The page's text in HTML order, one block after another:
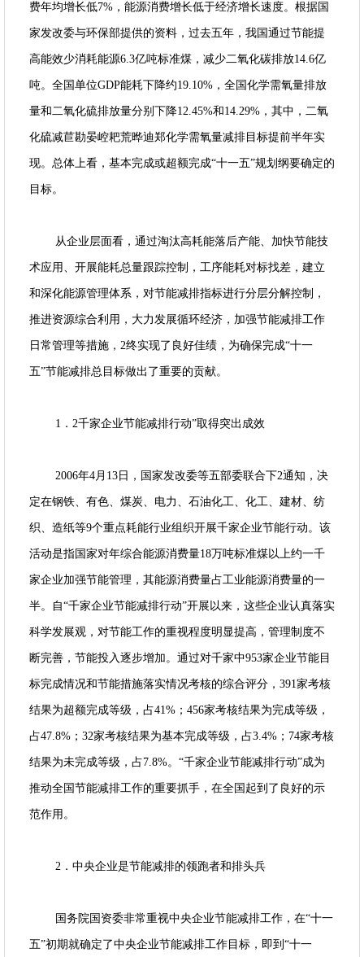
费年均增长低7%，能源消费增长低于经济增长速度。根据国
家发改委与环保部提供的资料，过去五年，我国通过节能提
高能效少消耗能源6.3亿吨标准煤，减少二氧化碳排放14.6亿
吨。全国单位GDP能耗下降约19.10%，全国化学需氧量排放
量和二氧化硫排放量分别下降12.45%和14.29%，其中，二氧
化硫减苣勘晏崆耙荒晔迪郑化学需氧量减排目标提前半年实
现。总体上看，基本完成或超额完成“十一五”规划纲要确定的
目标。
从企业层面看，通过淘汰高耗能落后产能、加快节能技
术应用、开展能耗总量跟踪控制，工序能耗对标找差，建立
和深化能源管理体系，对节能减排指标进行分层分解控制，
推进资源综合利用，大力发展循环经济，加强节能减排工作
日常管理等措施，2终实现了良好佳绩，为确保完成“十一
五”节能减排总目标做出了重要的贡献。
1．2千家企业节能减排行动”取得突出成效
2006年4月13日，国家发改委等五部委联合下2通知，决
定在钢铁、有色、煤炭、电力、石油化工、化工、建材、纺
织、造纸等9个重点耗能行业组织开展千家企业节能行动。该
活动是指国家对年综合能源消费量18万吨标准煤以上约一千
家企业加强节能管理，其能源消费量占工业能源消费量的一
半。自“千家企业节能减排行动”开展以来，这些企业认真落实
科学发展观，对节能工作的重视程度明显提高，管理制度不
断完善，节能投入逐步增加。通过对千家中953家企业节能目
标完成情况和节能措施落实情况考核的综合评分，391家考核
结果为超额完成等级，占41%；456家考核结果为完成等级，
占47.8%；32家考核结果为基本完成等级，占3.4%；74家考核
结果为未完成等级，占7.8%。“千家企业节能减排行动”成为
推动全国节能减排工作的重要抓手，在全国起到了良好的示
范作用。
2．中央企业是节能减排的领跑者和排头兵
国务院国资委非常重视中央企业节能减排工作，在“十一
五”初期就确定了中央企业节能减排工作目标，即到“十一